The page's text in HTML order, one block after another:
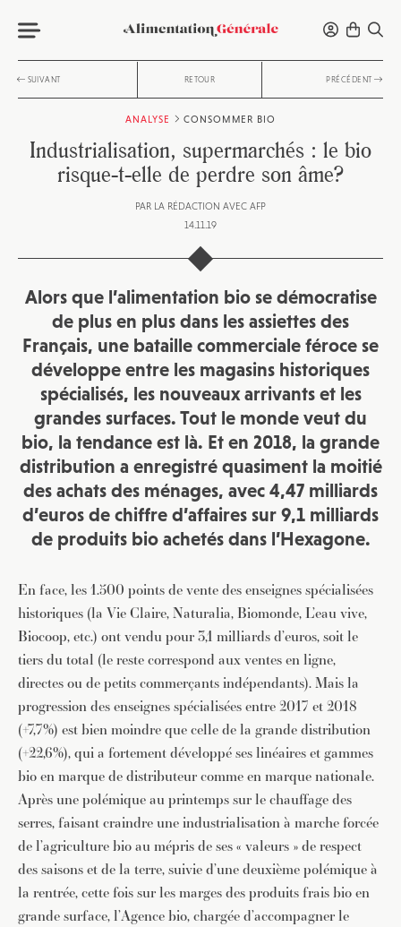
SUIVANT RETOUR PRÉCÉDENT
ANALYSE CONSOMMER BIO
Industrialisation, supermarchés : le bio
risque-t-elle de perdre son âme?
PAR LA RÉDACTION AVEC AFP
14.11.19
Alors que l’alimentation bio se démocratise
de plus en plus dans les assiettes des
Français, une bataille commerciale féroce se
développe entre les magasins historiques
spécialisés, les nouveaux arrivants et les
grandes surfaces. Tout le monde veut du
bio, la tendance est là. Et en 2018, la grande
distribution a enregistré quasiment la moitié
des achats des ménages, avec 4,47 milliards
d’euros de chiffre d’affaires sur 9,1 milliards
de produits bio achetés dans l’Hexagone.
En face, les 1.500 points de vente des enseignes spécialisées
historiques (la Vie Claire, Naturalia, Biomonde, L’eau vive,
Biocoop, etc.) ont vendu pour 3,1 milliards d’euros, soit le
tiers du total (le reste correspond aux ventes en ligne,
directes ou de petits commerçants indépendants). Mais la
progression des enseignes spécialisées entre 2017 et 2018
(+7,7%) est bien moindre que celle de la grande distribution
(+22,6%), qui a fortement développé ses linéaires et gammes
bio en marque de distributeur comme en marque nationale.
Après une polémique au printemps sur le chauffage des
serres, faisant craindre une industrialisation à marche forcée
de l’agriculture bio au mépris de ses « valeurs » de respect
des saisons et de la terre, suivie d’une deuxième polémique à
la rentrée, cette fois sur les marges des produits frais bio en
grande surface, l’Agence bio, chargée d’accompagner le